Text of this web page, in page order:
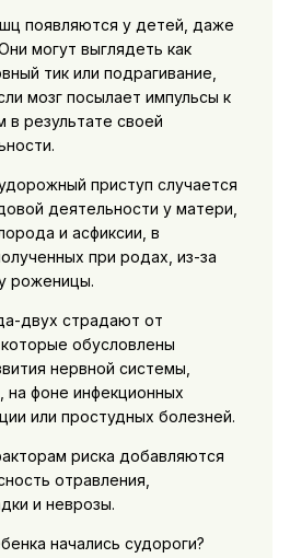
появляются у детей, даже
могут выглядеть как
тик или подрагивание,
мозг посылает импульсы к
в результате своей
приступ случается
деятельности у матери,
и асфиксии, в
при родах, из-за
роженицы.
двух страдают от
обусловлены
нервной системы,
на фоне инфекционных
или простудных болезней.
риска добавляются
отравления,
и неврозы.
начались судороги?